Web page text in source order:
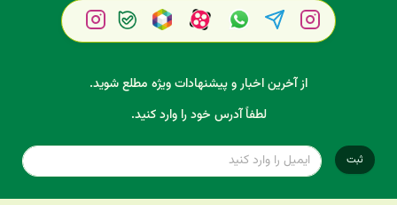
از آخرین اخبار و پیشنهادات ویژه مطلع شوید.
لطفاً آدرس خود را وارد کنید.
ثبت